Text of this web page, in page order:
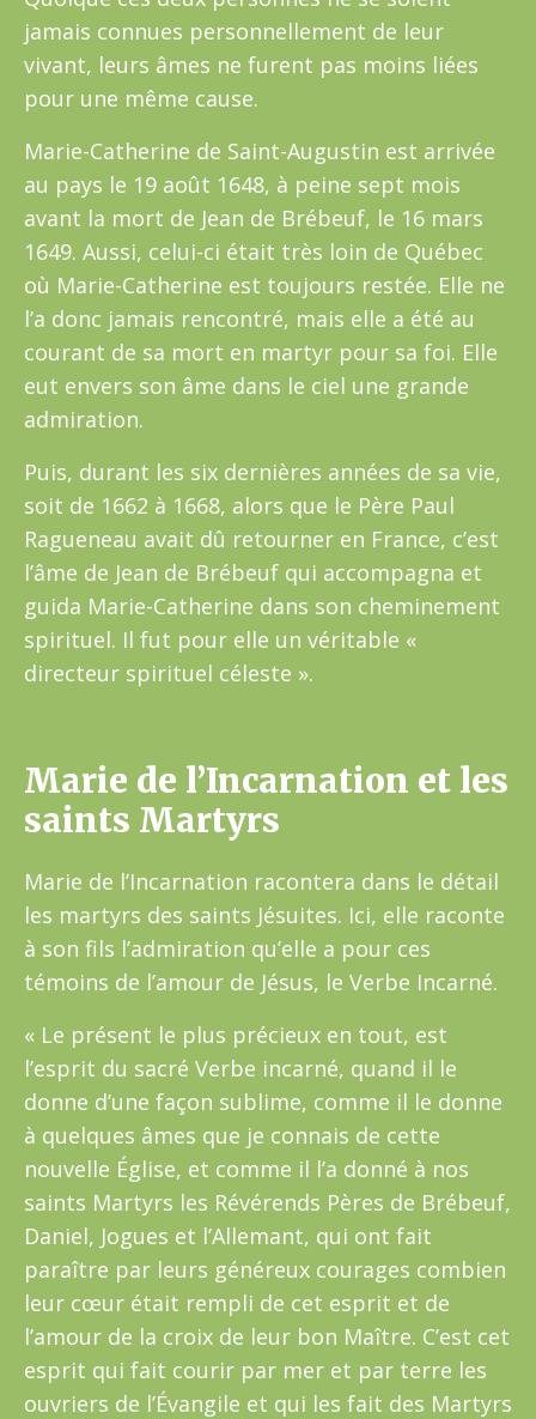
jamais connues personnellement de leur
vivant, leurs âmes ne furent pas moins liées
pour une même cause.
Marie-Catherine de Saint-Augustin est arrivée
au pays le 19 août 1648, à peine sept mois
avant la mort de Jean de Brébeuf, le 16 mars
1649. Aussi, celui-ci était très loin de Québec
où Marie-Catherine est toujours restée. Elle ne
l’a donc jamais rencontré, mais elle a été au
courant de sa mort en martyr pour sa foi. Elle
eut envers son âme dans le ciel une grande
admiration.
Puis, durant les six dernières années de sa vie,
soit de 1662 à 1668, alors que le Père Paul
Ragueneau avait dû retourner en France, c’est
l’âme de Jean de Brébeuf qui accompagna et
guida Marie-Catherine dans son cheminement
spirituel. Il fut pour elle un véritable «
directeur spirituel céleste ».
Marie de l’Incarnation et les
saints Martyrs
Marie de l’Incarnation racontera dans le détail
les martyrs des saints Jésuites. Ici, elle raconte
à son fils l’admiration qu’elle a pour ces
témoins de l’amour de Jésus, le Verbe Incarné.
« Le présent le plus précieux en tout, est
l’esprit du sacré Verbe incarné, quand il le
donne d’une façon sublime, comme il le donne
à quelques âmes que je connais de cette
nouvelle Église, et comme il l’a donné à nos
saints Martyrs les Révérends Pères de Brébeuf,
Daniel, Jogues et l’Allemant, qui ont fait
paraître par leurs généreux courages combien
leur cœur était rempli de cet esprit et de
l’amour de la croix de leur bon Maître. C’est cet
esprit qui fait courir par mer et par terre les
ouvriers de l’Évangile et qui les fait des Martyrs